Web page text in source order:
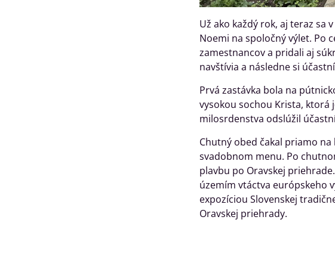
Už ako každý rok, aj teraz sa
Noemi na spoločný výlet. Po
zamestnancov a pridali aj
navštívia a následne si
Prvá zastávka bola na
vysokou sochou Krista, ktorá
milosrdenstva odslúžil
Chutný obed čakal priamo
svadobnom menu. Po
plavbu po Oravskej
územím vtáctva európskeho
expozíciou Slovenskej
Oravskej priehrady.